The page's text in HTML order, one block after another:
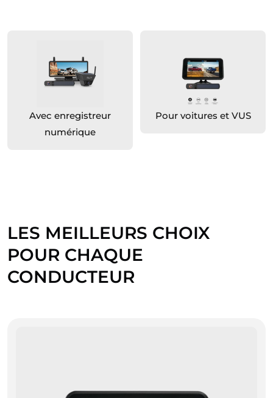
Avec enregistreur
numérique
Pour voitures et VUS
LES MEILLEURS CHOIX
POUR CHAQUE
CONDUCTEUR